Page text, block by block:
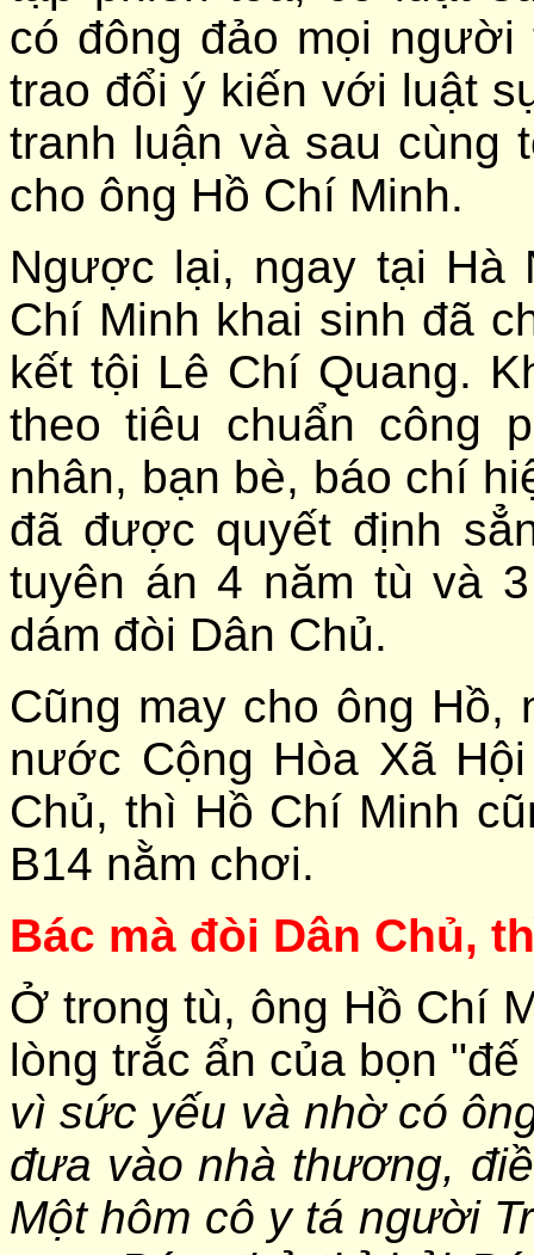
có đông đảo mọi
trao đổi ý kiến với luật
tranh luận và sau cùng
cho ông Hồ Chí Minh.
Ngược lại, ngay tại Hà
Chí Minh khai sinh đã
kết tội Lê Chí Quang.
theo tiêu chuẩn công
nhân, bạn bè, báo chí
đã được quyết định
tuyên án 4 năm tù và
dám đòi Dân Chủ.
Cũng may cho ông
nước Cộng Hòa Xã
Chủ, thì Hồ Chí Minh
B14 nằm chơi.
Bác mà đòi Dân Chủ,
Ở trong tù, ông Hồ Chí
lòng trắc ẩn của bọn
vì sức yếu và nhờ có
đưa vào nhà thương,
Một hôm cô y tá người